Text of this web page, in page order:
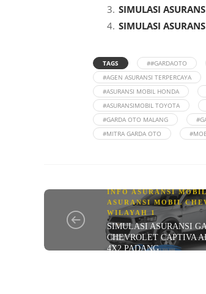
SIMULASI
SIMULASI
TAGS ##GARDAOTO
#AGEN ASURANSI TERPERCAYA
#ASURANSI MOBIL HONDA
#ASURANSIMOBIL TOYOTA
#GARDA OTO MALANG
#MITRA GARDA OTO
INFO ASURANSI
ASURANSI MOBIL
WILAYAH 1
SIMULASI ASURANSI
CHEVROLET CAPTIVA
4X2 PADANG